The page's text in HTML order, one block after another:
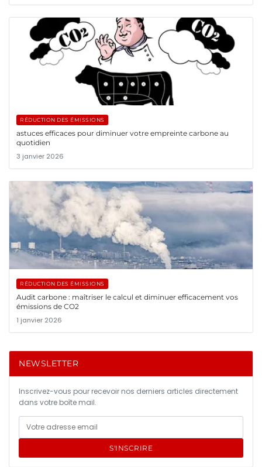
RÉDUCTION DES ÉMISSIONS
astuces efficaces pour diminuer votre empreinte carbone au
quotidien
3 janvier 2026
RÉDUCTION DES ÉMISSIONS
Audit carbone : maîtriser le calcul et diminuer efficacement vos
émissions de CO2
1 janvier 2026
NEWSLETTER
Inscrivez-vous pour recevoir nos derniers articles directement
dans votre boîte mail.
S'INSCRIRE